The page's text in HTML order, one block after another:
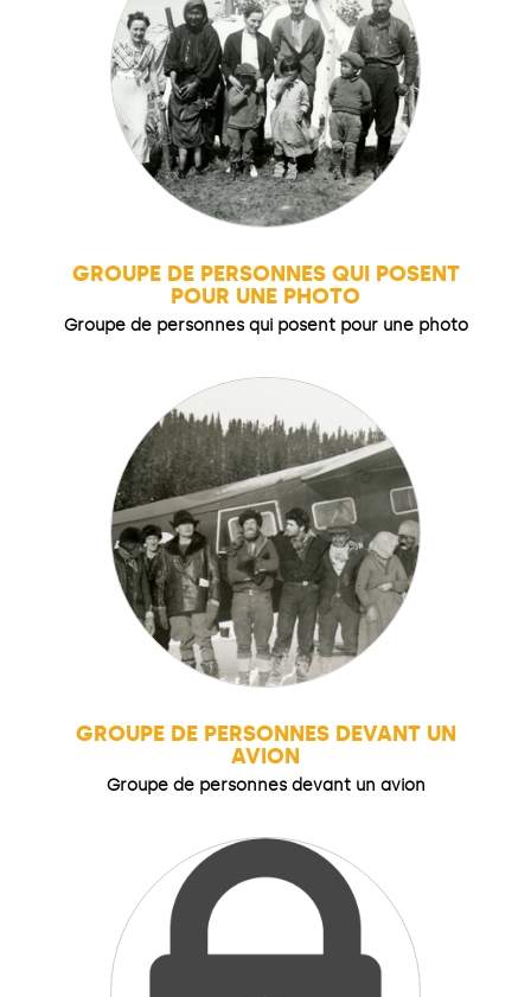
GROUPE DE PERSONNES QUI POSENT
POUR UNE PHOTO
Groupe de personnes qui posent pour une photo
GROUPE DE PERSONNES DEVANT UN
AVION
Groupe de personnes devant un avion